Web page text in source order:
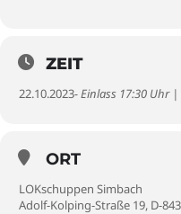
ZEIT
22.10.2023- Einlass 17:30 Uhr
ORT
LOKschuppen Simbach
Adolf-Kolping-Straße 19, D-